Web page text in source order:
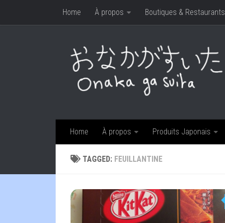
Skip to contentHome À propos Boutiques & Restaurants
Home À propos Produits Japonais
TAGGED: FEUILLANTINE